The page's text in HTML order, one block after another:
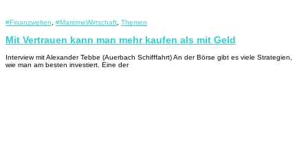
#Finanzwelten #MaritimeWirtschaft Themen
Mit Vertrauen kann man mehr kaufen als mit Geld
Interview mit Alexander Tebbe (Auerbach Schifffahrt) An der Börse gibt es viele Strategien,
wie man am besten investiert. Eine der